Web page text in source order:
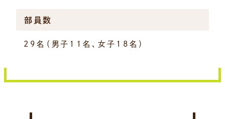
部員数
29名（男子11名、女子18名）